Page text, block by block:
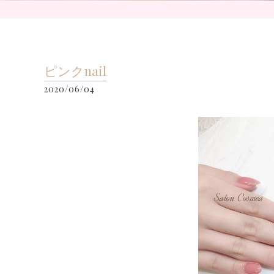
ピンクnail
2020/06/04